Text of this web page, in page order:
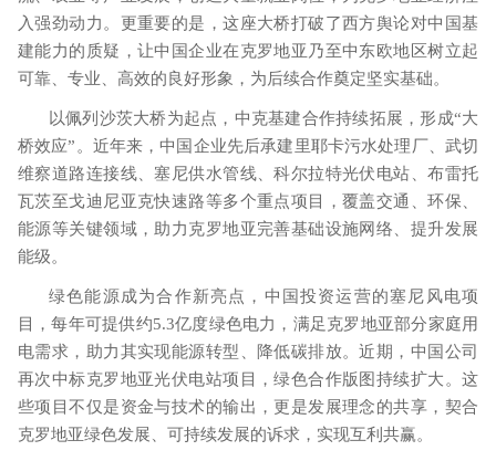
入强劲动力。更重要的是，这座大桥打破了西方舆论对中国基
建能力的质疑，让中国企业在克罗地亚乃至中东欧地区树立起
可靠、专业、高效的良好形象，为后续合作奠定坚实基础。
以佩列沙茨大桥为起点，中克基建合作持续拓展，形成“大
桥效应”。近年来，中国企业先后承建里耶卡污水处理厂、武切
维察道路连接线、塞尼供水管线、科尔拉特光伏电站、布雷托
瓦茨至戈迪尼亚克快速路等多个重点项目，覆盖交通、环保、
能源等关键领域，助力克罗地亚完善基础设施网络、提升发展
能级。
绿色能源成为合作新亮点，中国投资运营的塞尼风电项
目，每年可提供约5.3亿度绿色电力，满足克罗地亚部分家庭用
电需求，助力其实现能源转型、降低碳排放。近期，中国公司
再次中标克罗地亚光伏电站项目，绿色合作版图持续扩大。这
些项目不仅是资金与技术的输出，更是发展理念的共享，契合
克罗地亚绿色发展、可持续发展的诉求，实现互利共赢。